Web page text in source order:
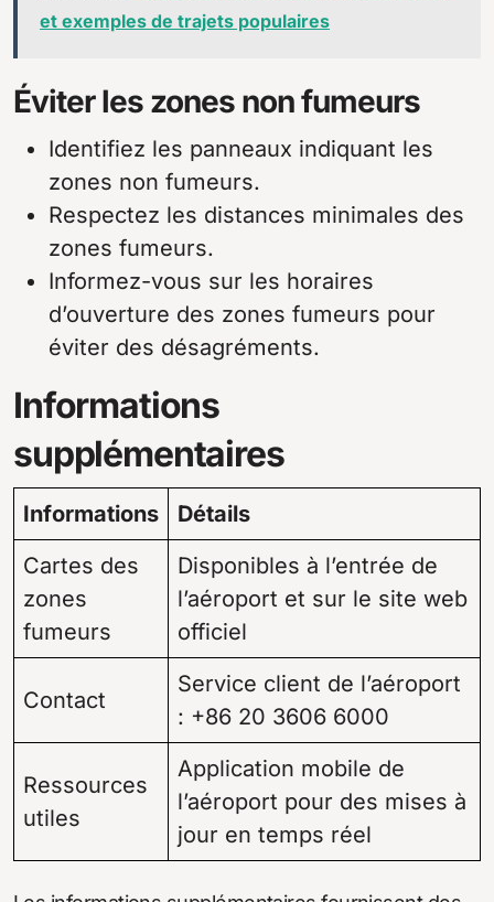
et exemples de trajets populaires
Éviter les zones non fumeurs
Identifiez les panneaux indiquant les
zones non fumeurs.
Respectez les distances minimales des
zones fumeurs.
Informez-vous sur les horaires
d’ouverture des zones fumeurs pour
éviter des désagréments.
Informations
supplémentaires
Informations
Détails
Cartes des
zones
fumeurs
Disponibles à l’entrée de
l’aéroport et sur le site web
officiel
Contact
Service client de l’aéroport
: +86 20 3606 6000
Ressources
utiles
Application mobile de
l’aéroport pour des mises à
jour en temps réel